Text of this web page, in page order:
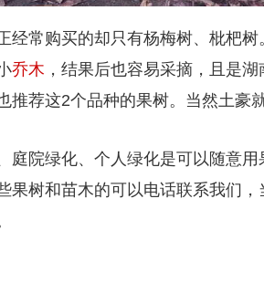
经常购买的却只有杨梅树、枇杷
乔木 ，结果后也容易采摘，且是
推荐这2个品种的果树。当然土豪就
庭院绿化、个人绿化是可以随意
果树和苗木的可以电话联系我们